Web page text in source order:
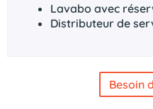
Lavabo avec
Distributeur de
Besoin